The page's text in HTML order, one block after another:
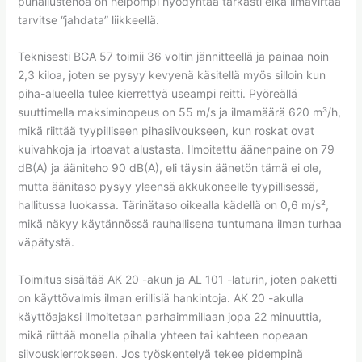
tarvitse “jahdata” liikkeellä.
Teknisesti BGA 57 toimii 36 voltin jännitteellä ja painaa noin
2,3 kiloa, joten se pysyy kevyenä käsitellä myös silloin kun
piha-alueella tulee kierrettyä useampi reitti. Pyöreällä
suuttimella maksiminopeus on 55 m/s ja ilmamäärä 620 m³/h,
mikä riittää tyypilliseen pihasiivoukseen, kun roskat ovat
kuivahkoja ja irtoavat alustasta. Ilmoitettu äänenpaine on 79
dB(A) ja ääniteho 90 dB(A), eli täysin äänetön tämä ei ole,
mutta äänitaso pysyy yleensä akkukoneelle tyypillisessä,
hallitussa luokassa. Tärinätaso oikealla kädellä on 0,6 m/s²,
mikä näkyy käytännössä rauhallisena tuntumana ilman turhaa
väpätystä.
Toimitus sisältää AK 20 -akun ja AL 101 -laturin, joten paketti
on käyttövalmis ilman erillisiä hankintoja. AK 20 -akulla
käyttöajaksi ilmoitetaan parhaimmillaan jopa 22 minuuttia,
mikä riittää monella pihalla yhteen tai kahteen nopeaan
siivouskierrokseen. Jos työskentelyä tekee pidempinä